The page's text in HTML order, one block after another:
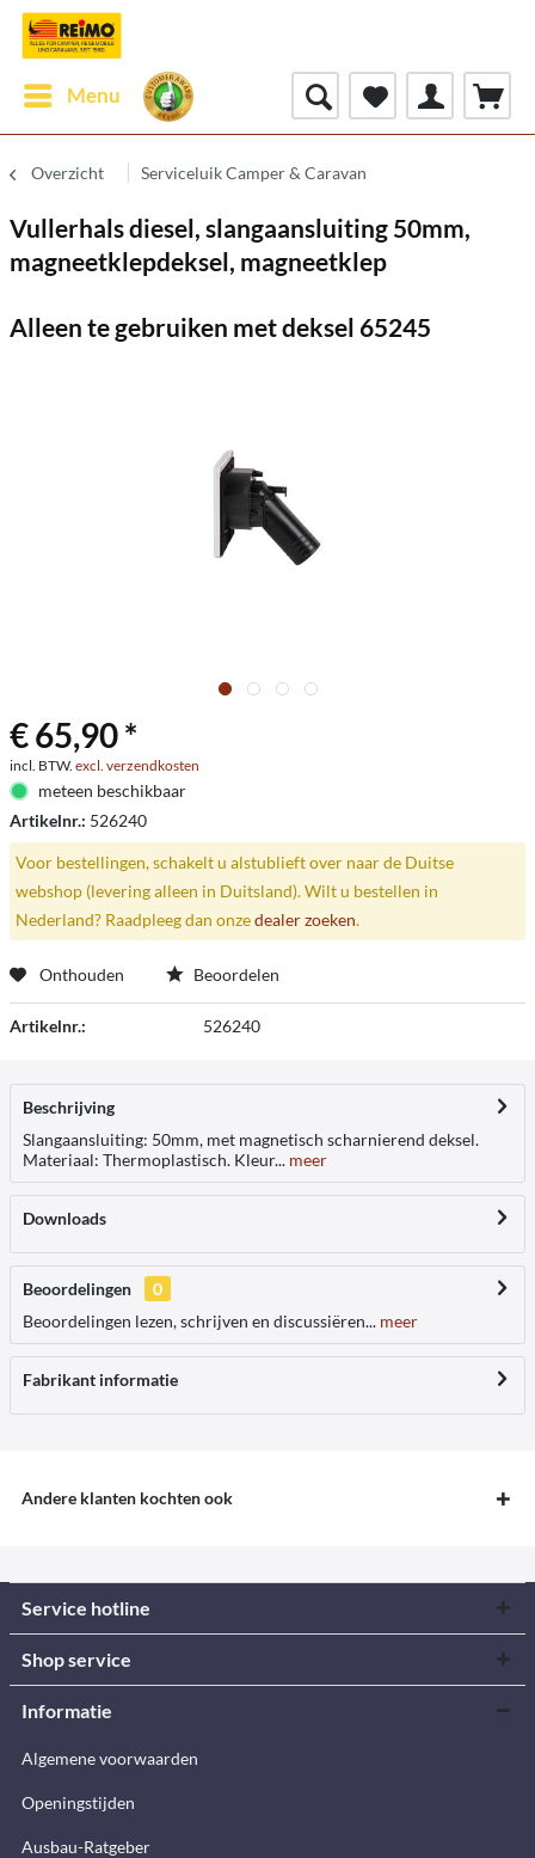
Menu
Overzicht Serviceluik Camper & Caravan
Vullerhals diesel, slangaansluiting 50mm,
magneetklepdeksel, magneetklep
Alleen te gebruiken met deksel 65245
€ 65,90 *
incl. BTW. excl. verzendkosten
meteen beschikbaar
Artikelnr.: 526240
Voor bestellingen, schakelt u alstublieft over naar de Duitse
webshop (levering alleen in Duitsland). Wilt u bestellen in
Nederland? Raadpleeg dan onzedealer zoeken.
Onthouden Beoordelen
Artikelnr.: 526240
Beschrijving
Slangaansluiting: 50mm, met magnetisch scharnierend deksel.
Materiaal: Thermoplastisch. Kleur... meer
Downloads
Beoordelingen
0
Beoordelingen lezen, schrijven en discussiëren... meer
Fabrikant informatie
Andere klanten kochten ook
Service hotline
Shop service
Informatie
Algemene voorwaarden
Openingstijden
Ausbau-Ratgeber